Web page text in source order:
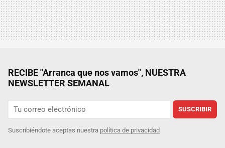
RECIBE "Arranca que nos vamos", NUESTRA
NEWSLETTER SEMANAL
SUSCRIBIR
Suscribiéndote aceptas nuestra política de privacidad